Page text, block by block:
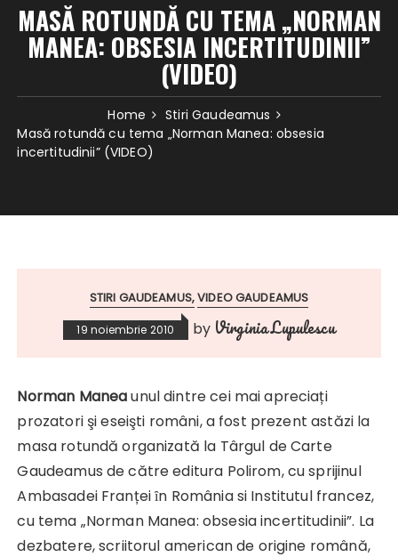
MASĂ ROTUNDĂ CU TEMA „NORMAN
MANEA: OBSESIA INCERTITUDINII”
(VIDEO)
Home
Stiri Gaudeamus
Masă rotundă cu tema „Norman Manea: obsesia
incertitudinii” (VIDEO)
STIRI GAUDEAMUS VIDEO GAUDEAMUS
19 noiembrie 2010 by Virginia Lupulescu
Norman Maneaunul dintre cei mai apreciați
prozatori şi eseişti români, a fost prezent astăzi la
masa rotundă organizată la Târgul de Carte
Gaudeamus de către editura Polirom, cu sprijinul
Ambasadei Franței ȋn România si Institutul francez,
cu tema „Norman Manea: obsesia incertitudinii”. La
dezbatere, scriitorul american de origine română,